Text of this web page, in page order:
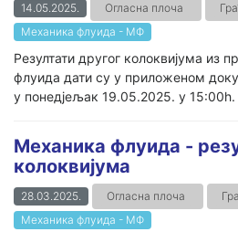
14.05.2025. Огласна плоча
Механика флуида - МФ
Резултати другог колоквијума из
флуида дати су у приложеном
у понедјељак 19.05.2025. у 15:00h.
Механика флуида -
колоквијума
28.03.2025. Огласна плоча
Механика флуида - МФ